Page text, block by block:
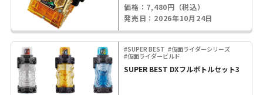
価格：7,480円（税込）
発売日：2026年10月24日
#SUPER BEST #仮面ライダーシリーズ
#仮面ライダービルド
SUPER BEST DXフルボトルセット3